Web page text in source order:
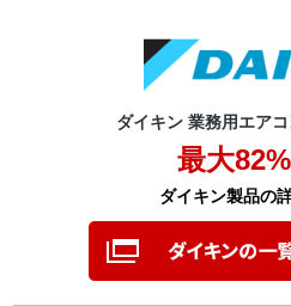
ダイキン 業務用エア
最大
ダイキン製品の